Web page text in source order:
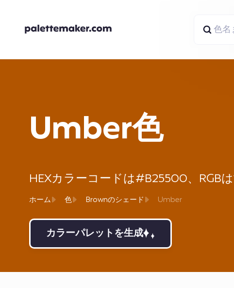
Umber色
HEXカラーコードは#B25500、RGB
ホーム 色 Brownのシェード Umber
カラーパレットを生成